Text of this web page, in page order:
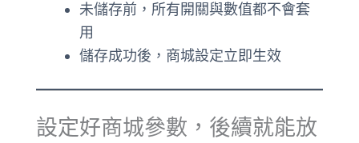
未儲存前，所有開關與數值都不會套
用
儲存成功後，商城設定立即生效
設定好商城參數，後續就能放